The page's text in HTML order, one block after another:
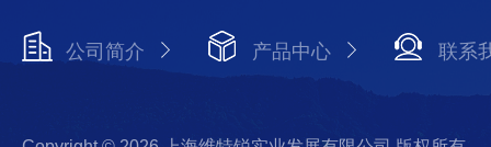
公司简介 产品中心 联系